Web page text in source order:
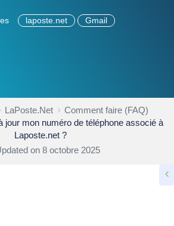
laposte.net Gmail
LaPoste.Net
Comment faire (FAQ)
jour mon numéro de téléphone associé à
Laposte.net ?
on 8 octobre 2025